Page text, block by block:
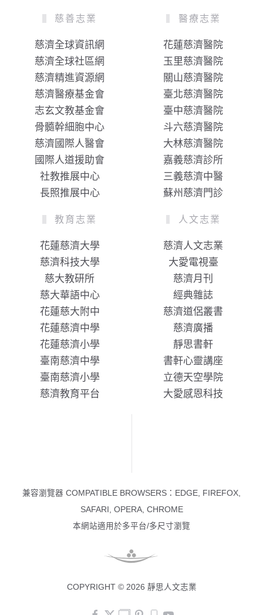
慈善志業
慈濟全球資訊網
慈濟全球社區網
慈濟精進資源網
慈濟醫療基金會
志玄文教基金會
骨髓幹細胞中心
慈濟國際人醫會
國際人道援助會
社教推展中心
長照推展中心
醫療志業
花蓮慈濟醫院
玉里慈濟醫院
關山慈濟醫院
臺北慈濟醫院
臺中慈濟醫院
斗六慈濟醫院
大林慈濟醫院
嘉義慈濟診所
三義慈濟中醫
蘇州慈濟門診
教育志業
花蓮慈濟大學
慈濟科技大學
慈大教研所
慈大華語中心
花蓮慈大附中
花蓮慈濟中學
花蓮慈濟小學
臺南慈濟中學
臺南慈濟小學
慈濟教育平台
人文志業
慈濟人文志業
大愛電視臺
慈濟月刊
經典雜誌
慈濟道侶叢書
慈濟廣播
靜思書軒
書軒心靈講座
立德天空學院
大愛感恩科技
兼容瀏覽器 COMPATIBLE BROWSERS：EDGE, FIREFOX,
SAFARI, OPERA, CHROME
本網站適用於多平台/多尺寸瀏覽
COPYRIGHT © 2026 靜思人文志業